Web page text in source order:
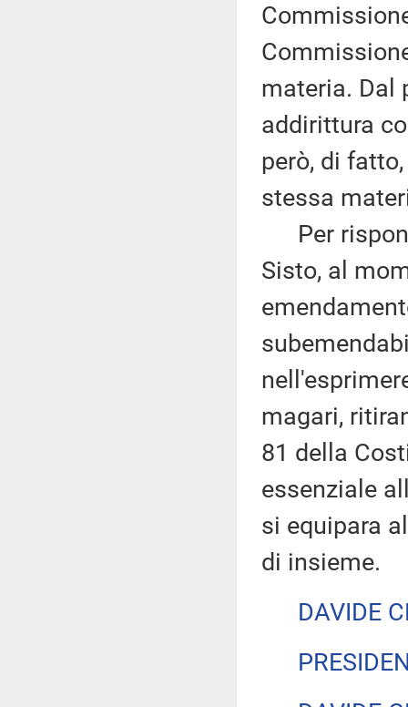
materia. Dal
addirittura
però, di
stessa
Per
Sisto, al
magari,
81 della
essenziale
si equipara
di insieme.
DAVIDE